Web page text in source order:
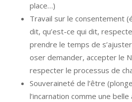
place…)
Travail sur le consentement
dit, qu’est-ce qui dit,
prendre le temps de
oser demander, accepter le
respecter le processus de
Souveraineté de l’être
l’incarnation comme une